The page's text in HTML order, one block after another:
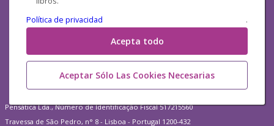
Política de privacidad
.
Acepta todo
Aceptar Sólo Las Cookies Necesarias
Pensática Lda., Número de Identificação Fiscal 517215560
Travessa de São Pedro, n° 8 - Lisboa - Portugal 1200-432